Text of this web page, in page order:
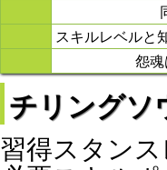
スキルレベルと
怨
チリング
習得スタン